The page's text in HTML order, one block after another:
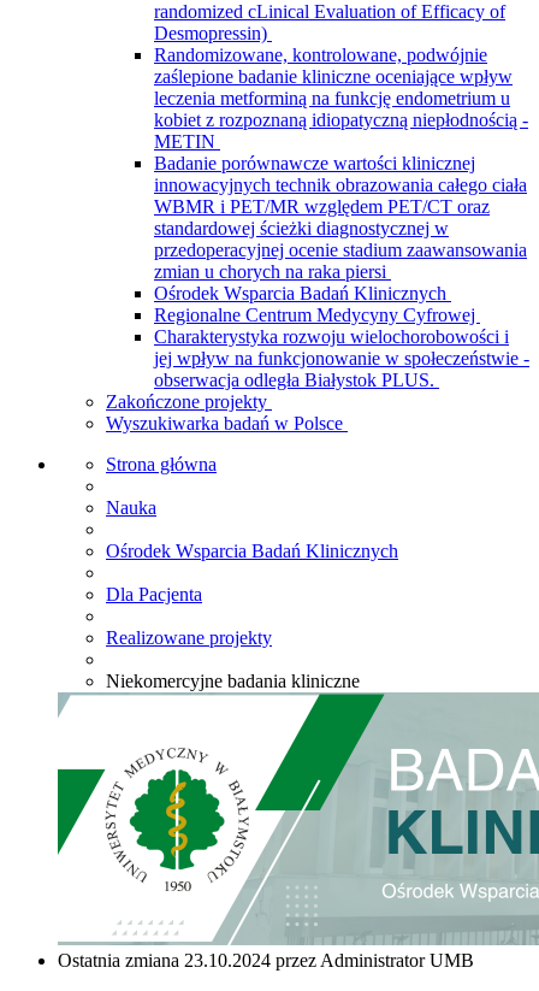
randomized cLinical Evaluation of Efficacy of
Desmopressin)
Randomizowane, kontrolowane, podwójnie
zaślepione badanie kliniczne oceniające wpływ
leczenia metforminą na funkcję endometrium u
kobiet z rozpoznaną idiopatyczną niepłodnością -
METIN
Badanie porównawcze wartości klinicznej
innowacyjnych technik obrazowania całego ciała
WBMR i PET/MR względem PET/CT oraz
standardowej ścieżki diagnostycznej w
przedoperacyjnej ocenie stadium zaawansowania
zmian u chorych na raka piersi
Ośrodek Wsparcia Badań Klinicznych
Regionalne Centrum Medycyny Cyfrowej
Charakterystyka rozwoju wielochorobowości i
jej wpływ na funkcjonowanie w społeczeństwie -
obserwacja odległa Białystok PLUS.
Zakończone projekty
Wyszukiwarka badań w Polsce
Strona główna
Nauka
Ośrodek Wsparcia Badań Klinicznych
Dla Pacjenta
Realizowane projekty
Niekomercyjne badania kliniczne
Ostatnia zmiana 23.10.2024 przez Administrator UMB